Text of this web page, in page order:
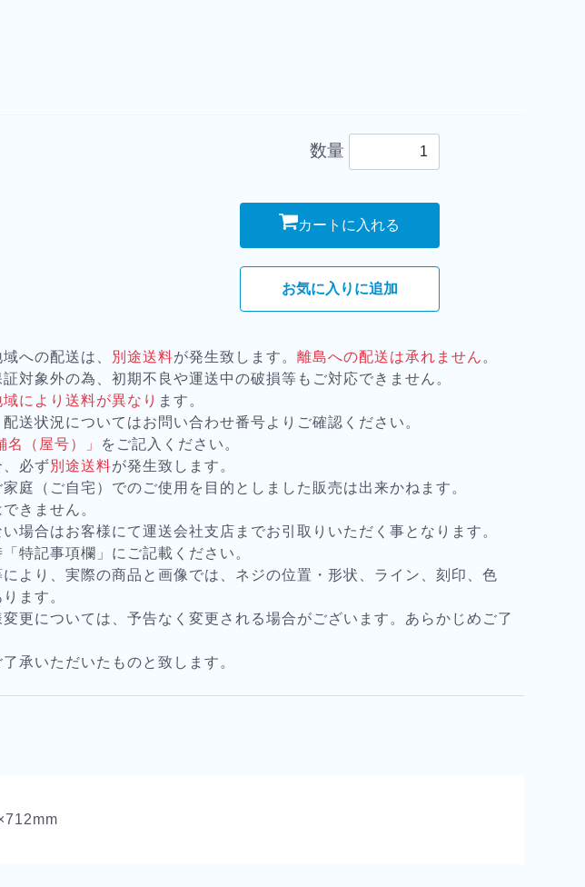
数量
カートに入れる
お気に入りに追加
への配送は、 別途送料が発生致します。離島への配送は承れません 。
対象外の為、初期不良や運送中の破損等もご対応できません。
域により送料が異なり ます。
配送状況についてはお問い合わせ番号よりご確認ください。
名（屋号）」
をご記入ください。
必ず別途送料が発生致します。
庭（ご自宅）でのご使用を目的としました販売は出来かねます。
きません。
場合はお客様にて運送会社支店までお引取りいただく事となります。
特記事項欄」にご記載ください。
より、実際の商品と画像では、ネジの位置・形状、ライン、刻印、色
ます。
更については、予告なく変更される場合がございます。あらかじめご了
承いただいたものと致します。